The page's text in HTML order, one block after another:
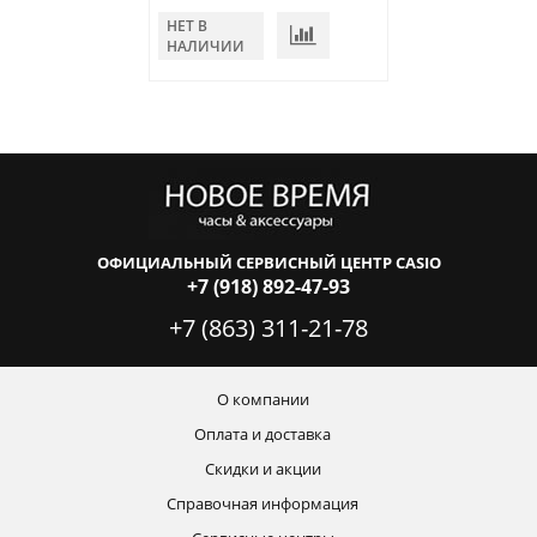
НЕТ В
НАЛИЧИИ
ОФИЦИАЛЬНЫЙ СЕРВИСНЫЙ ЦЕНТР CASIO
+7 (918) 892-47-93
+7 (863) 311-21-78
О компании
Оплата и доставка
Скидки и акции
Справочная информация